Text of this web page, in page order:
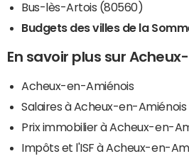
Bus-lès-Artois (80560)
Budgets des villes de la
En savoir plus sur
Acheux-en-Amiénois
Salaires à Acheux-en-Amiénois
Prix immobilier à Acheux-en-
Impôts et l'ISF à Acheux-en-